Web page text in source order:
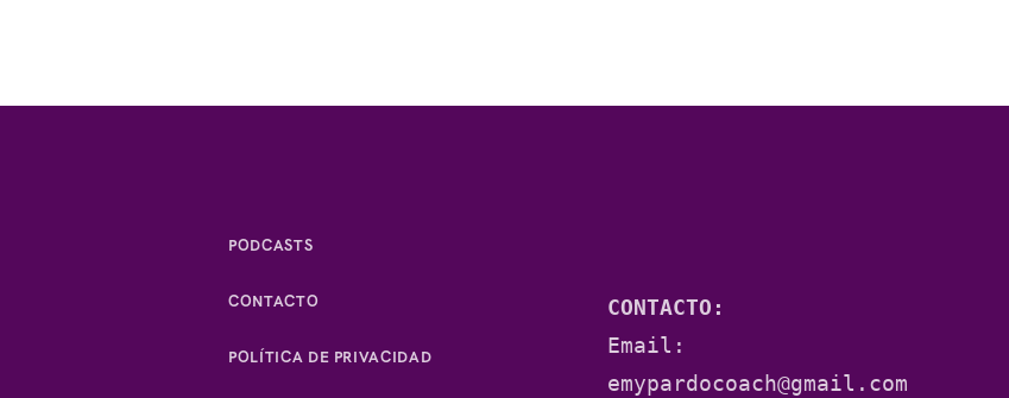
PODCASTS
CONTACTO
POLÍTICA DE PRIVACIDAD
CONTACTO:
emypardocoach@gmail.com